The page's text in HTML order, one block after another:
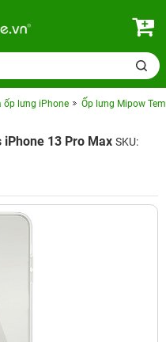
ốp lưng iPhone Ốp lưng Mipow
13 Pro Max SKU: